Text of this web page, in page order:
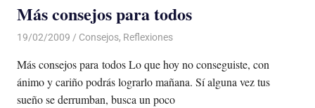
Más consejos para todos
19/02/2009 Luis Castellanos
Consejos, Reflexiones
Más consejos para todos Lo que hoy no conseguiste, con
ánimo y cariño podrás lograrlo mañana. Sí alguna vez tus
sueño se derrumban, busca un poco